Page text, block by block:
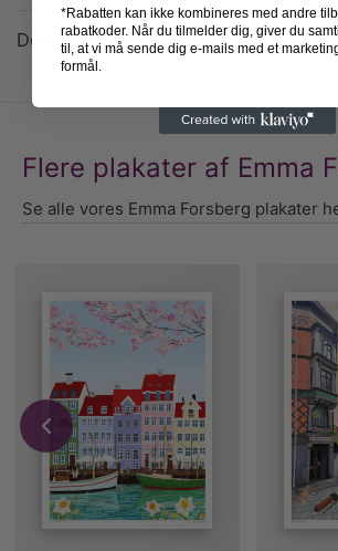
Detaljer
Flere plakater af Emma
Se alle vores Emma Forsberg plakater
*Rabatten kan ikke kombineres med andre
rabatkoder. Når du tilmelder dig, giver du
til, at vi må sende dig e-mails med et
formål.